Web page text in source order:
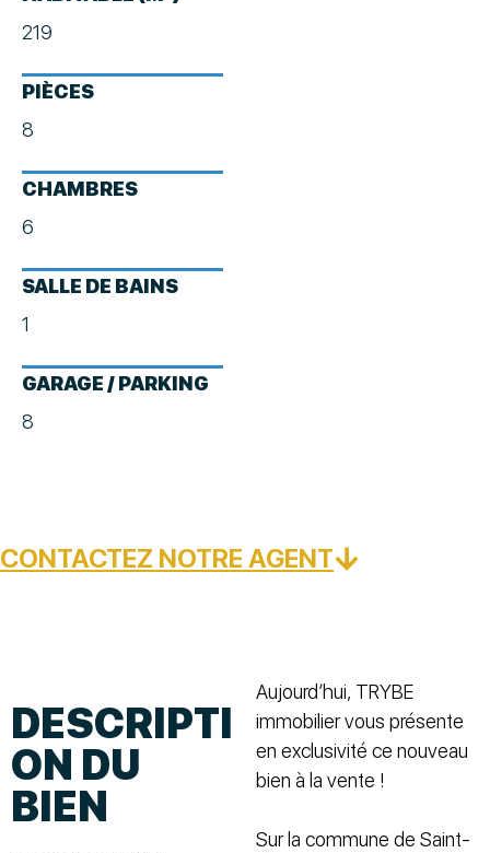
219
PIÈCES
8
CHAMBRES
6
SALLE DE BAINS
1
GARAGE / PARKING
8
CONTACTEZ NOTRE AGENT
DESCRIPTI
ON DU
BIEN
Aujourd’hui, TRYBE
immobilier vous présente
en exclusivité ce nouveau
bien à la vente !
Sur la commune de Saint-